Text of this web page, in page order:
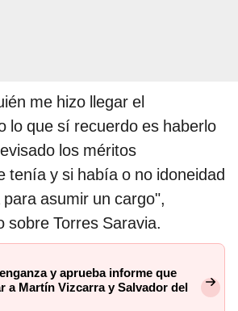
me hizo llegar el
lo que sí recuerdo es haberlo
los méritos
tenía y si había o no idoneidad
asumir un cargo",
sobre Torres Saravia.
y aprueba informe que
a Martín Vizcarra y Salvador del